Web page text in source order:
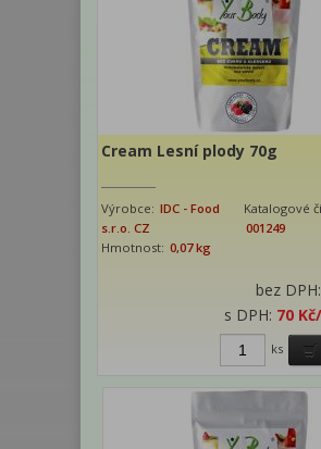
Cream Lesní plody 70g
Výrobce: IDC - Food
s.r.o. CZ
Katalogové
001249
Hmotnost: 0,07 kg
bez DPH:
s DPH: 70 Kč
ks